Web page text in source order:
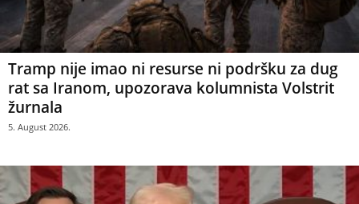
Tramp nije imao ni resurse ni podršku za dug
rat sa Iranom, upozorava kolumnista Volstrit
žurnala
5. August 2026.